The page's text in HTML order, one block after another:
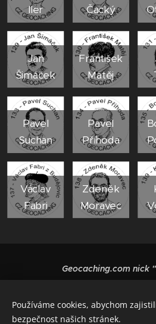
ller
Čacký
Jan
Šimáček
František
Matěj
Pavel
Suchan
Pavel
Příhoda
Václav
Fabri
Zdeněk
Moravec
Geocaching.com nick
Jazyky
Používáme cookies, abychom
bezpečnost našich stránek.